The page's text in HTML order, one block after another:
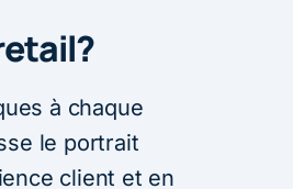
à chaque
le portrait
client et en